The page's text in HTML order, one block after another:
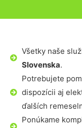
Všetky naše
Slovenska.
Potrebujete
dispozícii aj
ďalších
Ponúkame